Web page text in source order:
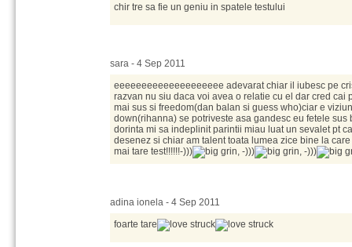
chir tre sa fie un geniu in spatele testului
sara - 4 Sep 2011
eeeeeeeeeeeeeeeeeeee adevarat chiar il iubesc pe
razvan nu siu daca voi avea o relatie cu el dar cred cai
mai sus si freedom(dan balan si guess who)ciar e
down(rihanna) se potriveste asa gandesc eu fetele
dorinta mi sa indeplinit parintii miau luat un sevalet pt
desenez si chiar am talent toata lumea zice bine la
mai tare test!!!!!!-)))
, -))) , -)))
adina ionela - 4 Sep 2011
foarte tare